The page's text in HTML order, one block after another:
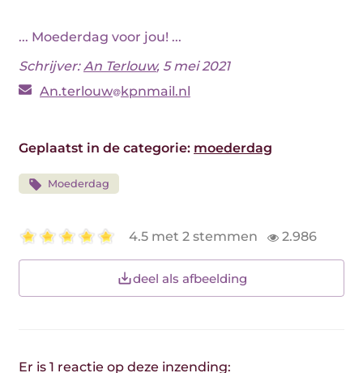
... Moederdag voor jou! ...
Schrijver:An Terlouw, 5 mei 2021
An.terlouw kpnmail.nl
Geplaatst in de categorie: moederdag
Moederdag
4.5 met 2 stemmen 2.986
deel als afbeelding
Er is 1 reactie op deze inzending: